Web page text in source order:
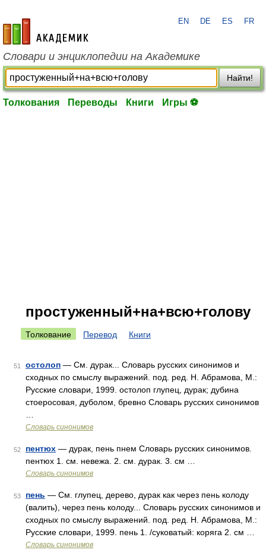
academic.ru
EN DE ES FR
Словари и энциклопедии на Академике
Найти!
Толкования Переводы Книги Игры ⚽
простуженный+на+всю+голову
Толкование Перевод Книги
51 остолоп — См. дурак... Словарь русских синонимов и
сходных по смыслу выражений. под. ред. Н. Абрамова, М.:
Русские словари, 1999. остолоп глупец, дурак; дубина
стоеросовая, дуболом, бревно Словарь русских синонимов
Словарь синонимов
52 пентюх — дурак, пень пнем Словарь русских синонимов.
пентюх 1. см. невежа. 2. см. дурак. 3. см …
Словарь синонимов
53 пень — См. глупец, дерево, дурак как через пень колоду
(валить), через пень колоду... Словарь русских синонимов и
сходных по смыслу выражений. под. ред. Н. Абрамова, М.:
Русские словари, 1999. пень 1. /суковатый: коряга 2. см …
Словарь синонимов